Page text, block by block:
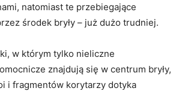
natomiast te przebiegające
środek bryły – już dużo trudniej.
w którym tylko nieliczne
znajdują się w centrum bryły,
i fragmentów korytarzy dotyka